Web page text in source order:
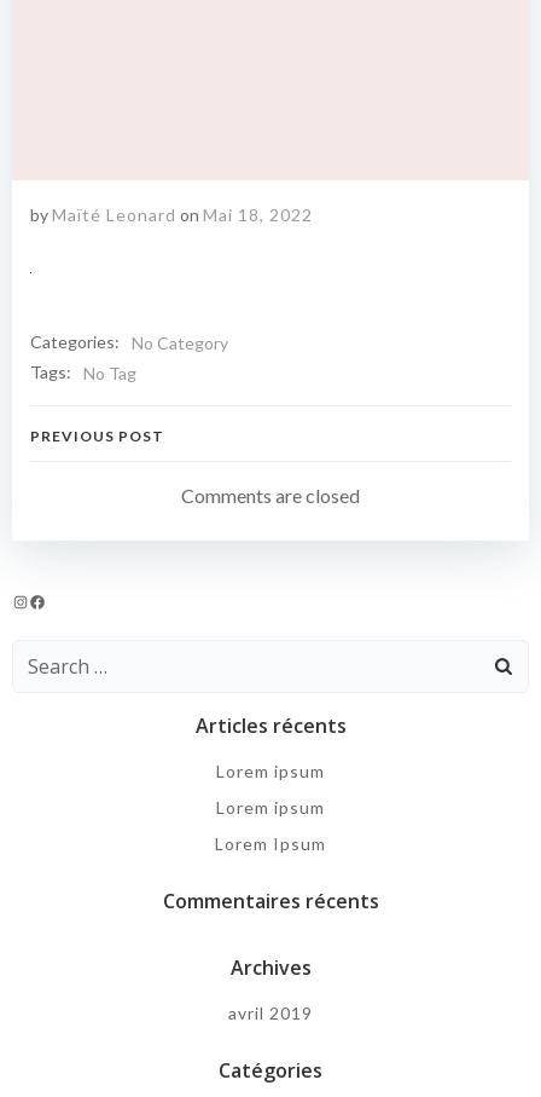
byMaïté Leonard on Mai 18, 2022
Categories:
No Category
Tags:
No Tag
Navigation
l’article
PREVIOUS POST
Comments are closed
Instagram
Facebook
Search
Articles récents
Lorem ipsum
Lorem ipsum
Lorem Ipsum
Commentaires récents
Archives
avril 2019
Catégories